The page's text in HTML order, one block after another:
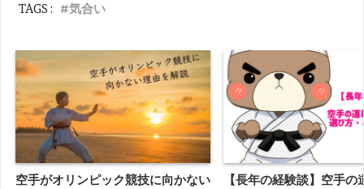
TAGS : 気合い
空手がオリンピック競技に向かない
【長年の経験談】空手の